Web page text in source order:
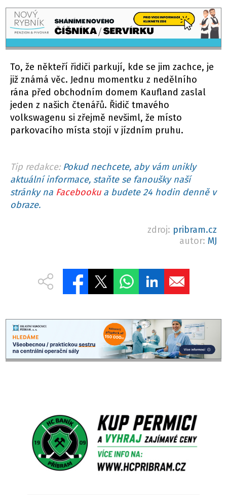
To, že někteří řidiči parkují, kde se jim zachce, je
již známá věc. Jednu momentku z nedělního
rána před obchodním domem Kaufland zaslal
jeden z našich čtenářů. Řidič tmavého
volkswagenu si zřejmě nevšiml, že místo
parkovacího místa stojí v jízdním pruhu.
Tip redakce: Pokud nechcete, aby vám unikly
aktuální informace, staňte se fanoušky naší
stránky na Facebookua budete 24 hodin denně v
obraze.
zdroj: pribram.cz
autor: MJ